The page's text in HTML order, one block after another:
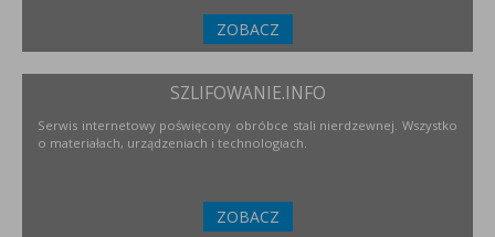
ZOBACZ
SZLIFOWANIE.INFO
Serwis internetowy poświęcony obróbce stali nierdzewnej. Wszystko
o materiałach, urządzeniach i technologiach.
ZOBACZ